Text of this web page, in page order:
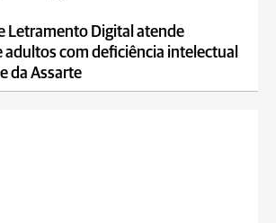
Letramento Digital atende
adultos com deficiência intelectual
da Assarte